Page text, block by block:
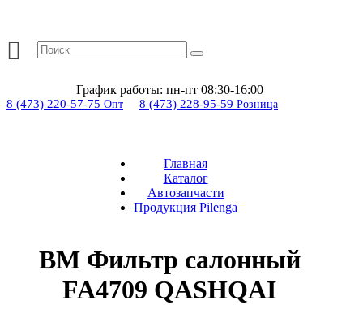
График работы: пн-пт 08:30-16:00
8 (473) 220-57-75 Опт 8 (473) 228-95-59 Розница
Главная
Каталог
Автозапчасти
Продукция Pilenga
BM Фильтр салонный
FA4709 QASHQAI